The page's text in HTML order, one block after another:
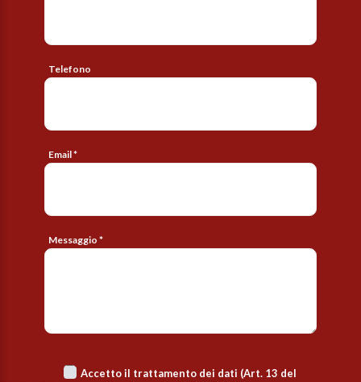
Telefono
Email *
Messaggio *
Accetto il trattamento dei dati (Art. 13 del